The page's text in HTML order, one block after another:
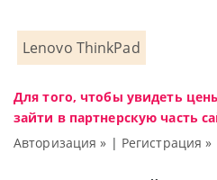
Lenovo ThinkPad
Для того, чтобы увидеть
зайти в партнерскую часть
Авторизация » | Регистрация »